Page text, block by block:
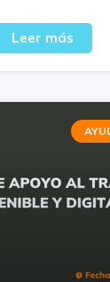
Leer más